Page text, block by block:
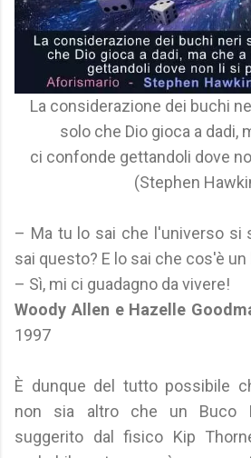
La considerazione dei buchi
solo che Dio gioca a dadi,
ci confonde gettandoli dove
(Stephen
– Ma tu lo sai che l'universo si
sai questo? E lo sai che cos'è
– Sì, mi ci guadagno da vivere!
Woody Allen e Hazelle
1997
È dunque del tutto possibile
non sia altro che un Buco
suggerito dal fisico Kip